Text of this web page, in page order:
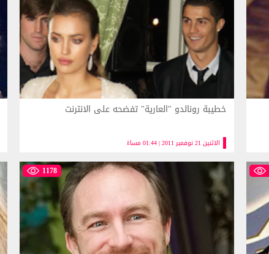
الاثنين 21 نوفمبر 2011 | 01:44 مساءً
خطيبة رونالدو "العارية" تفضحه على الانترنت
1178